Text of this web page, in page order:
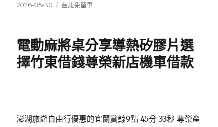
發
2026-05-30
分
台北免留車
電動麻將桌分享導熱矽膠片選
擇竹東借錢尊榮新店機車借款
澎湖旅遊自由行優惠的宜蘭賞鯨9點 45分 33秒 尊榮產